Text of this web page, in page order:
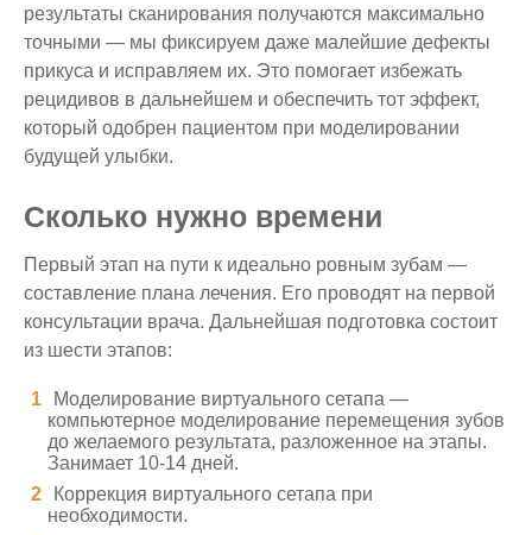
результаты сканирования получаются максимально
точными — мы фиксируем даже малейшие дефекты
прикуса и исправляем их. Это помогает избежать
рецидивов в дальнейшем и обеспечить тот эффект,
который одобрен пациентом при моделировании
будущей улыбки.
Сколько нужно времени
Первый этап на пути к идеально ровным зубам —
составление плана лечения. Его проводят на первой
консультации врача. Дальнейшая подготовка состоит
из шести этапов:
Моделирование виртуального сетапа —
компьютерное моделирование перемещения зубов
до желаемого результата, разложенное на этапы.
Занимает 10-14 дней.
Коррекция виртуального сетапа при
необходимости.